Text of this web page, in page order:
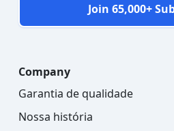
Join 65,000+
Company
Garantia de qualidade
Nossa história